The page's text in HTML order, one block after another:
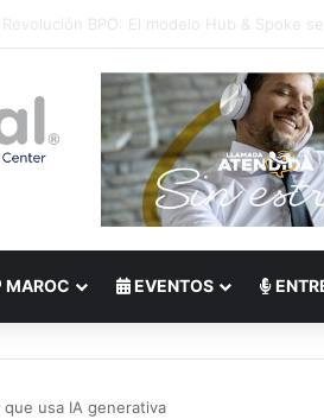
El reto del Nearshoring: Crisis de talento
MAROC EVENTOS
usa IA generativa